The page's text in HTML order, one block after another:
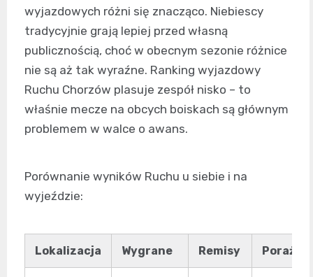
wyjazdowych różni się znacząco. Niebiescy
tradycyjnie grają lepiej przed własną
publicznością, choć w obecnym sezonie różnice
nie są aż tak wyraźne. Ranking wyjazdowy
Ruchu Chorzów plasuje zespół nisko – to
właśnie mecze na obcych boiskach są głównym
problemem w walce o awans.
Porównanie wyników Ruchu u siebie i na
wyjeździe:
Lokalizacja Wygrane Remisy Porażki